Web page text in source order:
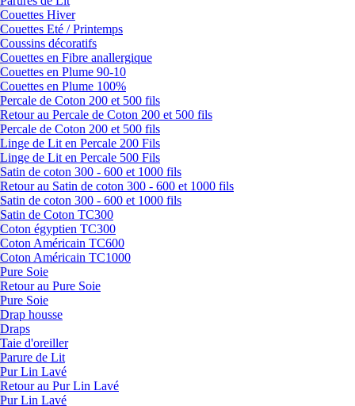
Couettes Hiver
Couettes Eté / Printemps
Coussins décoratifs
Couettes en Fibre anallergique
Couettes en Plume 90-10
Couettes en Plume 100%
Percale de Coton 200 et 500 fils
Retour au Percale de Coton 200 et 500 fils
Percale de Coton 200 et 500 fils
Linge de Lit en Percale 200 Fils
Linge de Lit en Percale 500 Fils
Satin de coton 300 - 600 et 1000 fils
Retour au Satin de coton 300 - 600 et 1000 fils
Satin de coton 300 - 600 et 1000 fils
Satin de Coton TC300
Coton égyptien TC300
Coton Américain TC600
Coton Américain TC1000
Pure Soie
Retour au Pure Soie
Pure Soie
Drap housse
Draps
Taie d'oreiller
Parure de Lit
Pur Lin Lavé
Retour au Pur Lin Lavé
Pur Lin Lavé